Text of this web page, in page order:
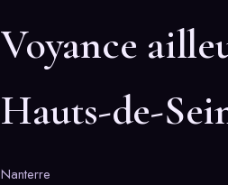
Voyance
Hauts-de-
Nanterre